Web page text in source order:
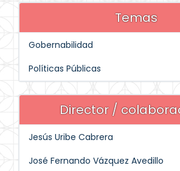
Temas
Gobernabilidad
Políticas Públicas
Director /
Jesús Uribe Cabrera
José Fernando Vázquez Avedillo